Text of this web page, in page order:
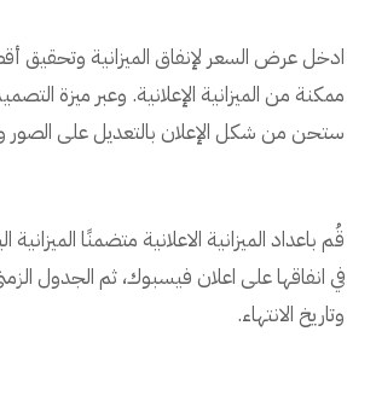
ادخل عرض السعر لإنفاق الميزانية وتحقيق
ممكنة من الميزانية الإعلانية. وعبر ميزة
ستحن من شكل الإعلان بالتعديل على الصور
قُم باعداد الميزانية الاعلانية متضمنًا الميزانية
في انفاقها على اعلان فيسبوك، ثم الجدول
وتاريخ الانتهاء.